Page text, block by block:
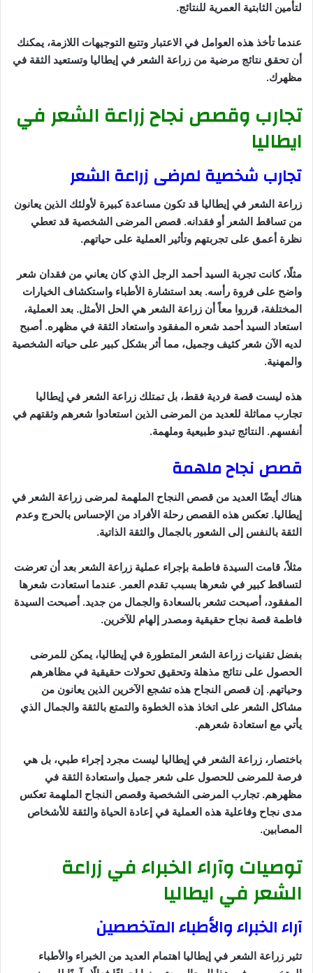
لتأمين الثابتية العمرية للنتائج.
عندما تأخذ هذه العوامل في الاعتبار وتتبع التوجيهات اللازمة، يمكنك
أن تحقق نتائج مرضية من زراعة الشعر في إيطاليا وتستعيد الثقة في
مظهرك.
تجارب وقصص نجاح زراعة الشعر في
ايطاليا
تجارب شخصية لمرضى زراعة الشعر
زراعة الشعر في إيطاليا قد تكون مساعدة كبيرة لأولئك الذين يعانون
من تساقط الشعر أو فقدانه. قصص المرضى الشخصية قد تعطي
نظرة أعمق على تجربتهم وتأثير العملية على حياتهم.
مثلًا، كانت تجربة السيد أحمد الرجل الذي كان يعاني من فقدان شعر
واضح على فروة رأسه. بعد استشارة الأطباء واستكشاف الخيارات
المختلفة، قرروا معاً أن زراعة الشعر هي الحل الأمثل. بعد العملية،
استعاد السيد أحمد شعره المفقود واستعاد الثقة في مظهره. أصبح
لديه الآن شعر كثيف وجميل، مما أثر بشكل كبير على حياته الشخصية
والمهنية.
هذه ليست قصة فردية فقط، بل تمتلك زراعة الشعر في إيطاليا
تجارب مماثلة للعديد من المرضى الذين استعادوا شعرهم وثقتهم في
أنفسهم. النتائج تبدو طبيعية وملهمة.
قصص نجاح ملهمة
هناك أيضًا العديد من قصص النجاح الملهمة لمرضى زراعة الشعر في
إيطاليا. تعكس هذه القصص رحلة الأفراد من الإحساس بالحرج وعدم
الثقة بالنفس إلى الشعور بالجمال والثقة الذاتية.
مثلاً، قامت السيدة فاطمة بإجراء عملية زراعة الشعر بعد أن تعرضت
لتساقط كبير في شعرها بسبب تقدم العمر. عندما استعادت شعرها
المفقود، أصبحت تشعر بالسعادة والجمال من جديد. أصبحت السيدة
فاطمة قصة نجاح حقيقية ومصدر إلهام للآخرين.
بفضل تقنيات زراعة الشعر المتطورة في إيطاليا، يمكن للمرضى
الحصول على نتائج مذهلة وتحقيق تحولات حقيقية في مظاهرهم
وحياتهم. إن قصص النجاح هذه تشجع الآخرين الذين يعانون من
مشاكل الشعر على اتخاذ هذه الخطوة والتمتع بالثقة والجمال الذي
يأتي مع استعادة شعرهم.
باختصار، زراعة الشعر في إيطاليا ليست مجرد إجراء طبي، بل هي
فرصة للمرضى للحصول على شعر جميل واستعادة الثقة في
مظهرهم. تجارب المرضى الشخصية وقصص النجاح الملهمة تعكس
مدى نجاح وفاعلية هذه العملية في إعادة الحياة والثقة للأشخاص
المصابين.
توصيات وآراء الخبراء في زراعة
الشعر في ايطاليا
آراء الخبراء والأطباء المتخصصين
تثير زراعة الشعر في إيطاليا اهتمام العديد من الخبراء والأطباء